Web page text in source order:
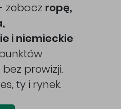
zobacz ropę,
i niemieckie
prowizji.
ty i rynek.